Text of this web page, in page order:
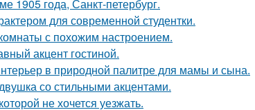
1905 года, Санкт-петербург.
для современной студентки.
с похожим настроением.
акцент гостиной.
в природной палитре для мамы и сына.
со стильными акцентами.
не хочется уезжать.